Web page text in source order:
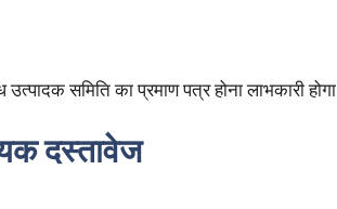
समिति का प्रमाण पत्र होना लाभकारी होगा
दस्तावेज